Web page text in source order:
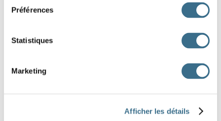
Préférences
Statistiques
Marketing
Afficher les détails